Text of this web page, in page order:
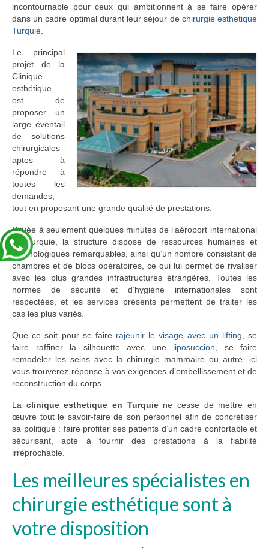
incontournable pour ceux qui ambitionnent à se faire opérer
dans un cadre optimal durant leur séjour de chirurgie esthetique
Turquie
Le principal
projet de la
Clinique
esthétique
est de
proposer un
large éventail
de solutions
chirurgicales
aptes à
répondre à
toutes les
demandes,
tout en proposant une grande qualité de prestations.
Située à seulement quelques minutes de l’aéroport international
de Turquie, la structure dispose de ressources humaines et
technologiques remarquables, ainsi qu’un nombre consistant de
chambres et de blocs opératoires, ce qui lui permet de rivaliser
avec les plus grandes infrastructures étrangères. Toutes les
normes de sécurité et d’hygiène internationales sont
respectées, et les services présents permettent de traiter les
cas les plus variés.
Que ce soit pour se faire rajeunir le visage avec un lifting , se
faire raffiner la silhouette avec une liposuccion , se faire
remodeler les seins avec la chirurgie mammaire ou autre, ici
vous trouverez réponse à vos exigences d’embellissement et de
reconstruction du corps.
La clinique esthetique en Turquiene cesse de mettre en
œuvre tout le savoir-faire de son personnel afin de concrétiser
sa politique : faire profiter ses patients d’un cadre confortable et
sécurisant, apte à fournir des prestations à la fiabilité
irréprochable.
Les meilleures spécialistes en
chirurgie esthétique sont à
votre disposition